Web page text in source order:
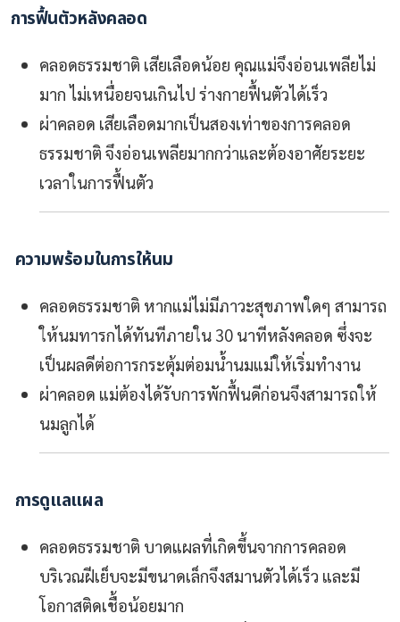
การฟื้นตัวหลังคลอด
คลอดธรรมชาติ เสียเลือดน้อย คุณแม่จึงอ่อนเพลียไม่
มาก ไม่เหนื่อยจนเกินไป ร่างกายฟื้นตัวได้เร็ว
ผ่าคลอด เสียเลือดมากเป็นสองเท่าของการคลอด
ธรรมชาติ จึงอ่อนเพลียมากกว่าและต้องอาศัยระยะ
เวลาในการฟื้นตัว
ความพร้อมในการให้นม
คลอดธรรมชาติ หากแม่ไม่มีภาวะสุขภาพใดๆ สามารถ
ให้นมทารกได้ทันทีภายใน 30 นาทีหลังคลอด ซึ่งจะ
เป็นผลดีต่อการกระตุ้มต่อมน้ำนมแม่ให้เริ่มทำงาน
ผ่าคลอด แม่ต้องได้รับการพักฟื้นดีก่อนจึงสามารถให้
นมลูกได้
การดูแลแผล
คลอดธรรมชาติ บาดแผลที่เกิดขึ้นจากการคลอด
บริเวณฝีเย็บจะมีขนาดเล็กจึงสมานตัวได้เร็ว และมี
โอกาสติดเชื้อน้อยมาก